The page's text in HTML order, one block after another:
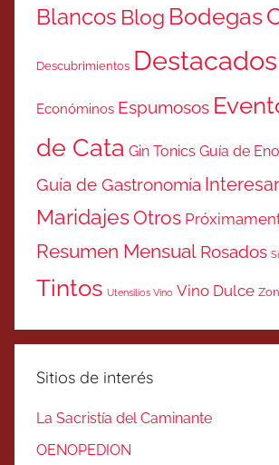
Blancos Blog Bodegas
Descubrimientos Destacados
Económinos Espumosos
de Cata Gin Tonics Guía de
Guía de Gastronomía
MaridajesOtros
Resumen Mensual Rosados
Tintos Utensilios Vino Vino Dulce
Sitios de interés
La Sacristía del Caminante
OENOPEDION